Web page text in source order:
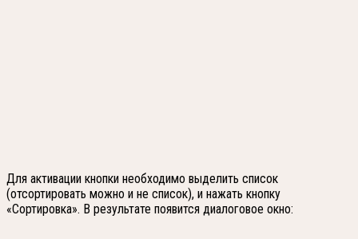
Для активации кнопки необходимо выделить список
(отсортировать можно и не список), и нажать кнопку
«Сортировка». В результате появится диалоговое окно: